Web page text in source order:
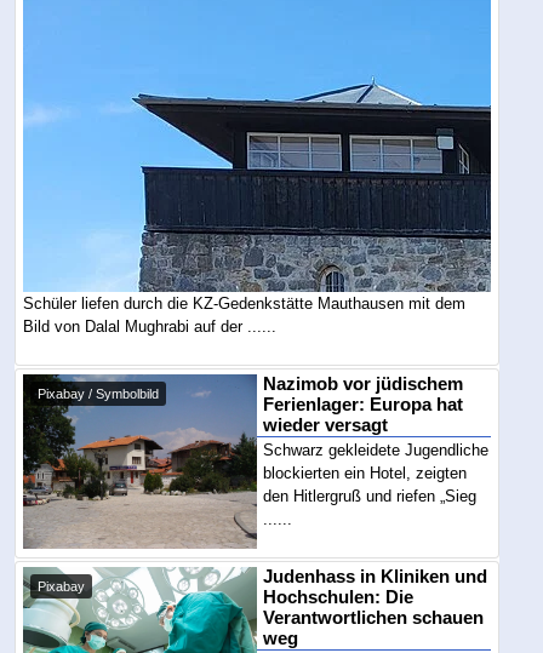
Schüler liefen durch die KZ-Gedenkstätte Mauthausen mit dem
Bild von Dalal Mughrabi auf der ......
Pixabay / Symbolbild
Nazimob vor jüdischem
Ferienlager: Europa hat
wieder versagt
Schwarz gekleidete Jugendliche
blockierten ein Hotel, zeigten
den Hitlergruß und riefen „Sieg
Pixabay
Judenhass in Kliniken und
Hochschulen: Die
Verantwortlichen schauen
weg